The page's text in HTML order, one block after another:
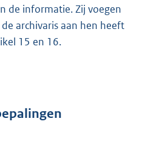
de informatie. Zij voegen
archivaris aan hen heeft
15 en 16.